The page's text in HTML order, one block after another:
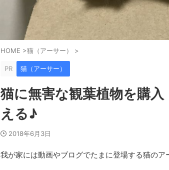
HOME >猫（アーサー） >
PR 猫（アーサー）
猫に無害な観葉植物を購
える♪
2018年6月3日
我が家には動画やブログでたまに登場する猫のア